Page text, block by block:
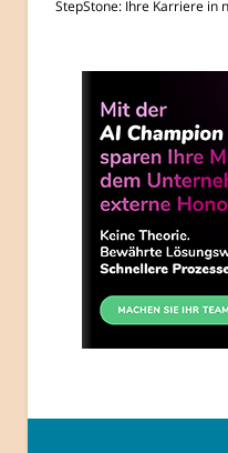
StepStone: Ihre Karriere in